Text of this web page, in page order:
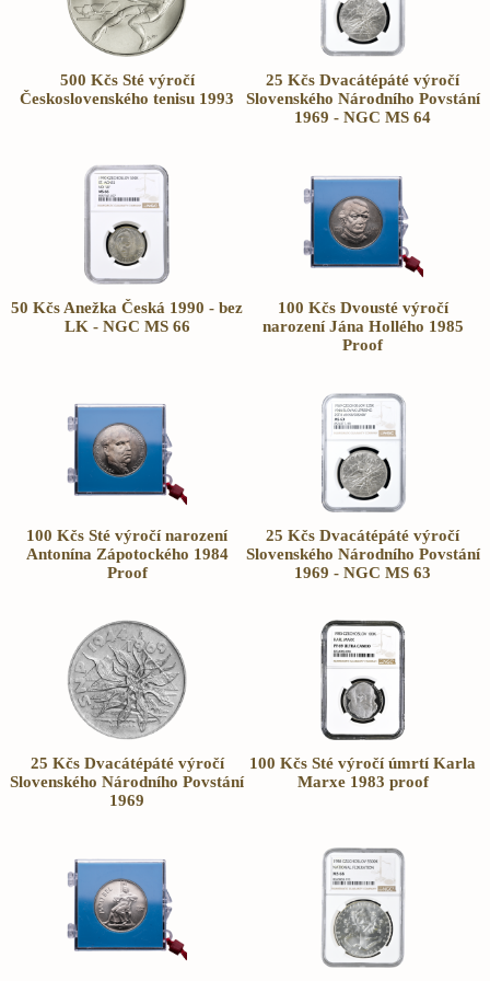
500 Kčs Sté výročí
Československého tenisu 1993
25 Kčs Dvacátépáté výročí
Slovenského Národního Povstání
1969 - NGC MS 64
50 Kčs Anežka Česká 1990 - bez
LK - NGC MS 66
100 Kčs Dvousté výročí
narození Jána Hollého 1985
Proof
100 Kčs Sté výročí narození
Antonína Zápotockého 1984
Proof
25 Kčs Dvacátépáté výročí
Slovenského Národního Povstání
1969 - NGC MS 63
25 Kčs Dvacátépáté výročí
Slovenského Národního Povstání
1969
100 Kčs Sté výročí úmrtí Karla
Marxe 1983 proof